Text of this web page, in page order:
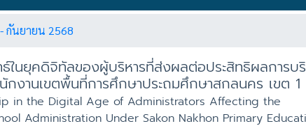
กันยายน 2568
ธ์ในยุคดิจิทัลของผู้บริหารที่ส่งผลต่อประสิทธิผลการบ
กงานเขตพื้นที่การศึกษาประถมศึกษาสกลนคร เขต 1
in the Digital Age of Administrators Affecting the
Administration Under Sakon Nakhon Primary